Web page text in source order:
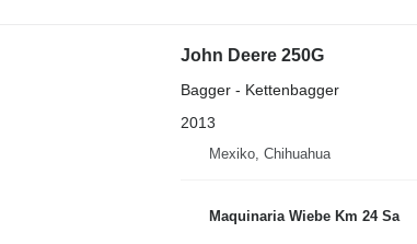
John Deere 250G
Bagger - Kettenbagger
2013
Mexiko, Chihuahua
Maquinaria Wiebe Km 24 Sa